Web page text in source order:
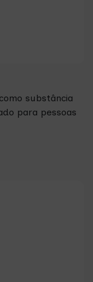
substância
para pessoas